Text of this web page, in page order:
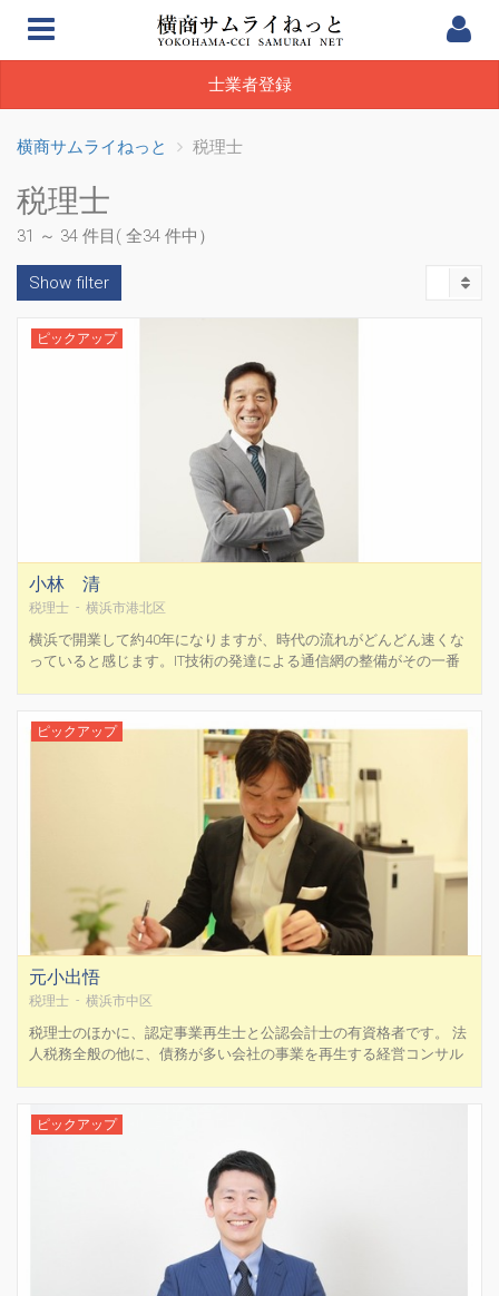
士業者登録
横商サムライねっと 税理士
税理士
31 ～ 34 件目( 全34 件中）
Show filter
ピックアップ
小林 清
税理士 - 横浜市港北区
横浜で開業して約40年になりますが、時代の流れがどんどん速くな
っていると感じます。IT技術の発達による通信網の整備がその一番
所では個別の税務会計にとどまらず、会社設立や経営コンサル...
ピックアップ
元小出悟
税理士 - 横浜市中区
税理士のほかに、認定事業再生士と公認会計士の有資格者です。 法
人税務全般の他に、債務が多い会社の事業を再生する経営コンサル
中2階アーケードにありますので、すぐにお立ち寄りになり相...
ピックアップ